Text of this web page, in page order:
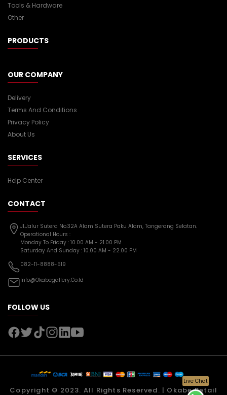
Tools & Hardware
Other
PRODUCTS
OUR COMPANY
Delivery
Terms And Conditions
Privacy Policy
About Us
SERVICES
Help Center
CONTACT
Jl.Jalur Sutera No.32A Alam Sutera Paku Alam, Tangerang Selatan.
Operational Hours :
Monday To Friday : 10.00 AM - 21.00 PM
Saturday And Sunday : 10.00 AM - 22.00 PM
082-11-8888-519
Info@okabegallery.co.id
FOLLOW US
Live Chat
Copyright © 2023. All Rights Reserved. | Okabe Retail